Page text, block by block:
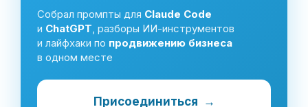
Собрал промпты для Claude Code
и ChatGPT , разборы ИИ-инструментов
и лайфхаки по продвижению бизнеса
в одном месте
Присоединиться →